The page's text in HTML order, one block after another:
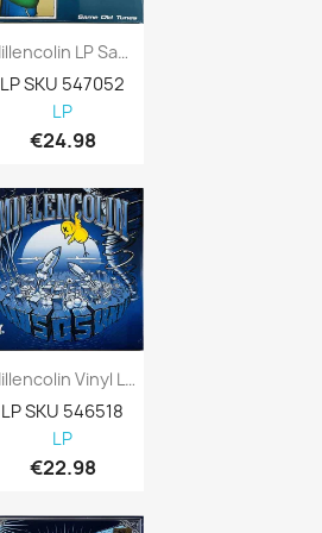
Millencolin LP Same Old Tunes, White Vinyl...
LP SKU 547052
LP
€24.98
Millencolin Vinyl LP SOS Vinyl LP
LP SKU 546518
LP
€22.98